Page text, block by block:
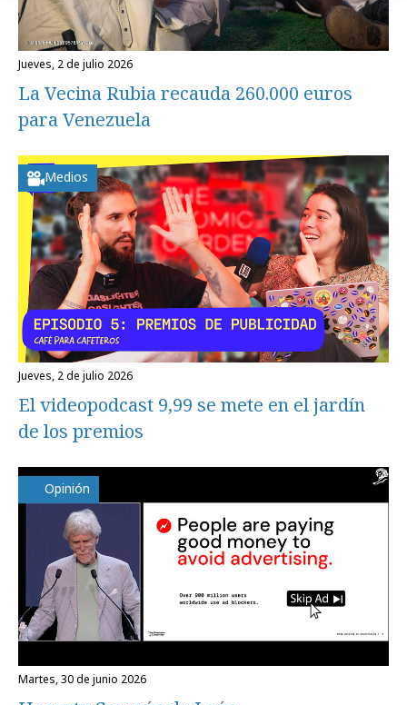
jueves, 2 de julio 2026
La Vecina Rubia recauda 260.000 euros
para Venezuela
Medios
jueves, 2 de julio 2026
El videopodcast 9,99 se mete en el jardín
de los premios
Opinión
martes, 30 de junio 2026